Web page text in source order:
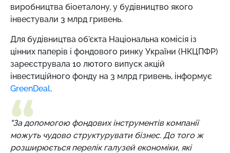
виробництва біоеталону, у будівництво якого
інвестували 3 млрд гривень.
Для будівництва об'єкта Національна комісія із
цінних паперів і фондового ринку України (НКЦПФР)
зареєструвала 10 лютого випуск акцій
інвестиційного фонду на 3 млрд гривень, інформує
GreenDeal.
"За допомогою фондових інструментів компанії
можуть чудово структурувати бізнес. До того ж
розширюється перелік галузей економіки, які